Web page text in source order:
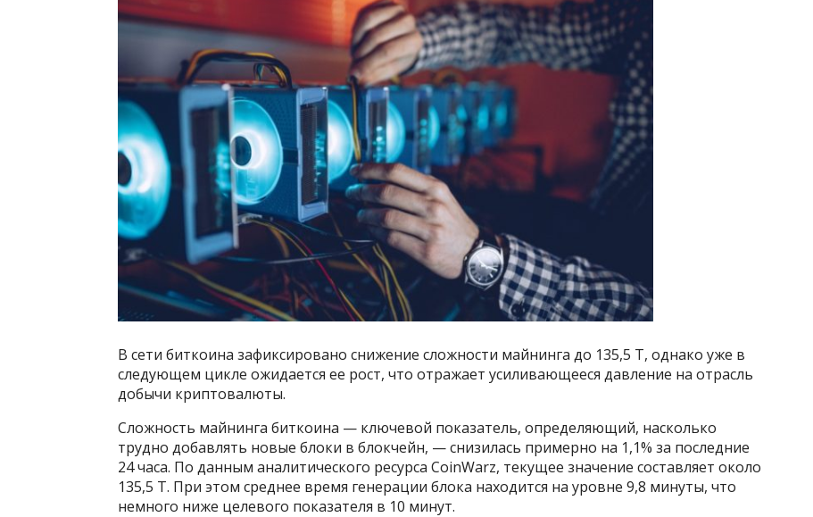
В сети биткоина зафиксировано снижение сложности майнинга до 135,5 T, однако уже в
следующем цикле ожидается ее рост, что отражает усиливающееся давление на отрасль
добычи криптовалюты.
Сложность майнинга биткоина — ключевой показатель, определяющий, насколько
трудно добавлять новые блоки в блокчейн, — снизилась примерно на 1,1% за последние
24 часа. По данным аналитического ресурса CoinWarz, текущее значение составляет около
135,5 T. При этом среднее время генерации блока находится на уровне 9,8 минуты, что
немного ниже целевого показателя в 10 минут.